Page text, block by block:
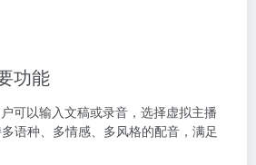
功能
可以输入文稿或录音，选择虚拟主播
语种、多情感、多风格的配音，满足